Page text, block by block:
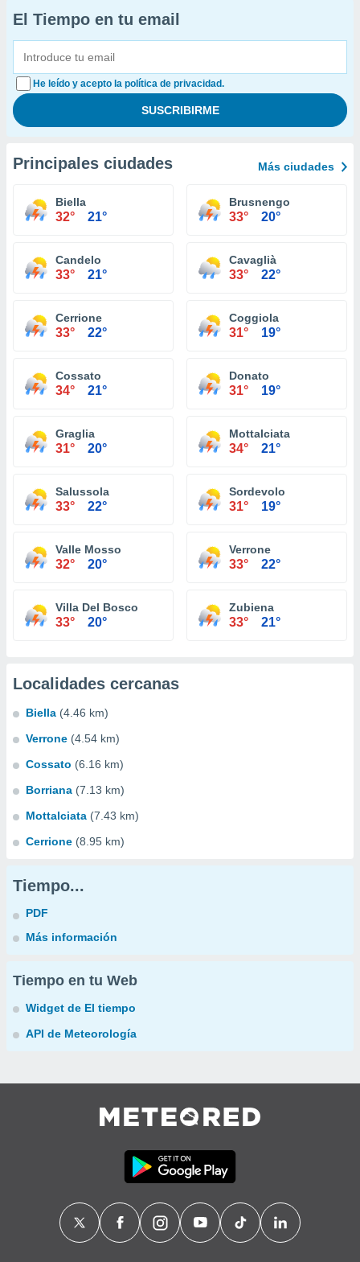
El Tiempo en tu email
He leído y acepto la política de privacidad.
Principales ciudades Más ciudades
Biella
32° 21°
Brusnengo
33° 20°
Candelo
33° 21°
Cavaglià
33° 22°
Cerrione
33° 22°
Coggiola
31° 19°
Cossato
34° 21°
Donato
31° 19°
Graglia
31° 20°
Mottalciata
34° 21°
Salussola
33° 22°
Sordevolo
31° 19°
Valle Mosso
32° 20°
Verrone
33° 22°
Villa Del Bosco
33° 20°
Zubiena
33° 21°
Localidades cercanas
Biella (4.46 km)
Verrone (4.54 km)
Cossato (6.16 km)
Borriana (7.13 km)
Mottalciata (7.43 km)
Cerrione (8.95 km)
Tiempo...
PDF
Más información
Tiempo en tu Web
Widget de El tiempo
API de Meteorología